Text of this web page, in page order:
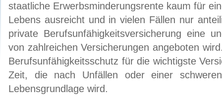
staatliche Erwerbsminderungsrente kaum für
Lebens ausreicht und in vielen Fällen nur
private Berufsunfähigkeitsversicherung eine
von zahlreichen Versicherungen angeboten
Berufsunfähigkeitsschutz für die wichtigste
Zeit, die nach Unfällen oder einer
Lebensgrundlage wird.